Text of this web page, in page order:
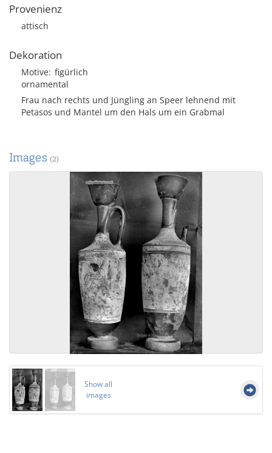
Provenienz
attisch
Dekoration
Motive figürlich
ornamental
Frau nach rechts und Jüngling an Speer lehnend mit
Petasos und Mantel um den Hals um ein Grabmal
Images (2)
Show all
images